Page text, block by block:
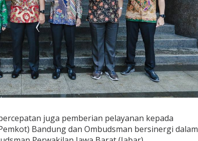
juga pemberian pelayanan kepada
Bandung dan Ombudsman bersinergi dalam